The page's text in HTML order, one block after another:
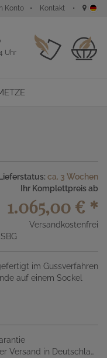
Konto Kontakt
Uhr
Lieferstatus: ca. 3 Wochen
Ihr Komplettpreis ab
1.065,00 € *
Versandkostenfrei
im Gussverfahren
auf einem Sockel
Versand in Deutschland